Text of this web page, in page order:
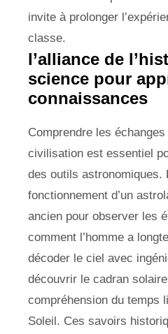
invite à prolonger
classe.
l’alliance de
science pour
connaissances
Comprendre les
civilisation est essentiel
des outils astronomiques.
fonctionnement d’un
ancien pour observer les
comment l’homme a
décoder le ciel avec
découvrir le cadran
compréhension du temps
Soleil. Ces savoirs